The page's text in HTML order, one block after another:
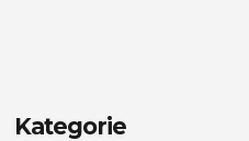
Kategorie